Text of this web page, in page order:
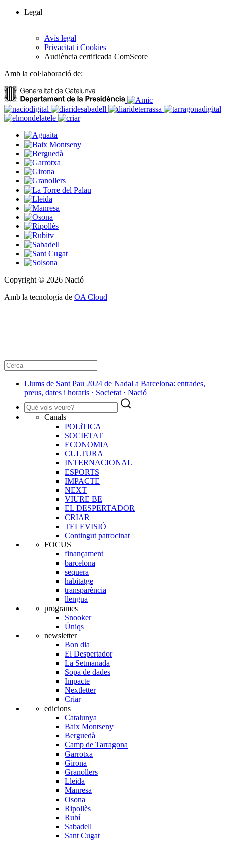
Legal
Avís legal
Privacitat i Cookies
Audiència certificada ComScore
Amb la col·laboració de:
Copyright © 2026 Nació
Amb la tecnologia de OA Cloud
Llums de Sant Pau 2024 de Nadal a Barcelona: entrades,
preus, dates i horaris · Societat · Nació
Canals
POLíTICA
SOCIETAT
ECONOMIA
CULTURA
INTERNACIONAL
ESPORTS
IMPACTE
NEXT
VIURE BE
EL DESPERTADOR
CRIAR
TELEVISIÓ
Contingut patrocinat
FOCUS
finançament
barcelona
sequera
habitatge
transparència
llengua
programes
Snooker
Úniqs
newsletter
Bon dia
El Despertador
La Setmanada
Sopa de dades
Impacte
Nextletter
Criar
edicions
Catalunya
Baix Montseny
Berguedà
Camp de Tarragona
Garrotxa
Girona
Granollers
Lleida
Manresa
Osona
Ripollès
Rubí
Sabadell
Sant Cugat